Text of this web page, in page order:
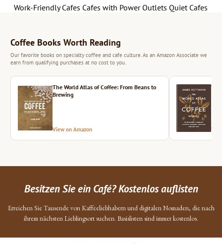
Work-Friendly Cafes Cafes with Power Outlets Quiet Cafes
Coffee Books Worth Reading
Our favorite books on specialty coffee and cafe culture. As an Amazon Associate we
earn from qualifying purchases at no cost to you.
The World Atlas of Coffee: From Beans to
Brewing
View on Amazon
Besitzen Sie ein Café? Kostenlos auflisten
Erreichen Sie Tausende von Kaffeeliebhabern und digitalen Nomaden, die nach
ihrem nächsten Lieblingsort suchen. Basislisten sind immer kostenlos.